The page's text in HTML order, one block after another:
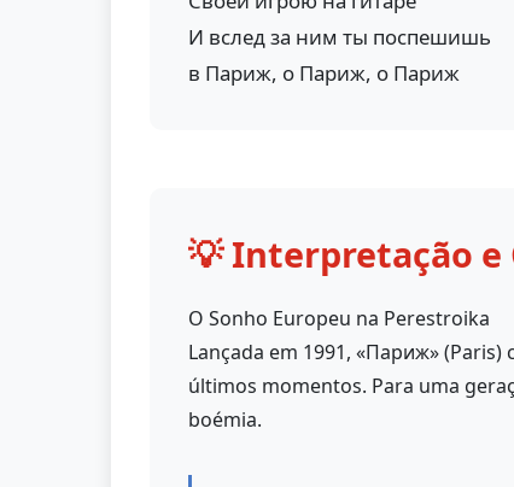
И вслед за ним ты поспешишь
в Париж, о Париж, о Париж
💡 Interpretação
O Sonho Europeu na Perestroika
Lançada em 1991, «Париж»
últimos momentos. Para uma
boémia.